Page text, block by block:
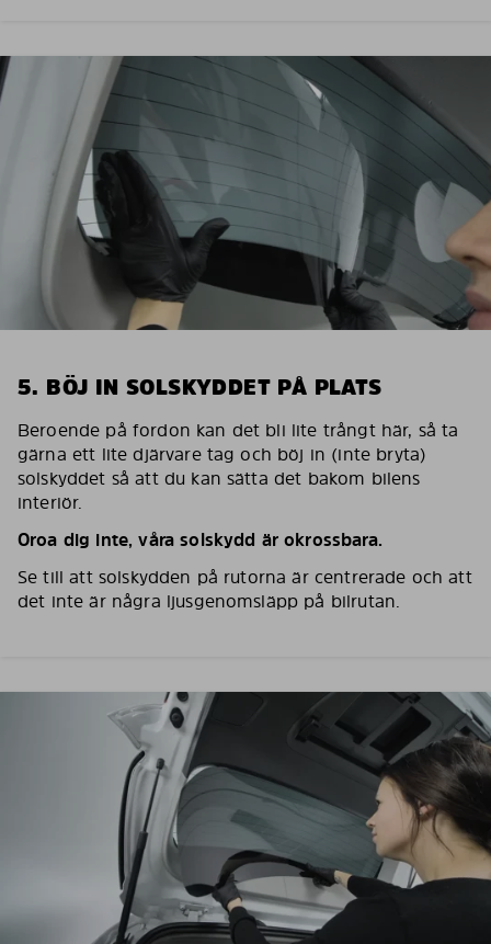
5. BÖJ IN SOLSKYDDET PÅ PLATS
Beroende på fordon kan det bli lite trångt här, så ta
gärna ett lite djärvare tag och böj in (inte bryta)
solskyddet så att du kan sätta det bakom bilens
interiör.
Oroa dig inte, våra solskydd är okrossbara.
Se till att solskydden på rutorna är centrerade och att
det inte är några ljusgenomsläpp på bilrutan.